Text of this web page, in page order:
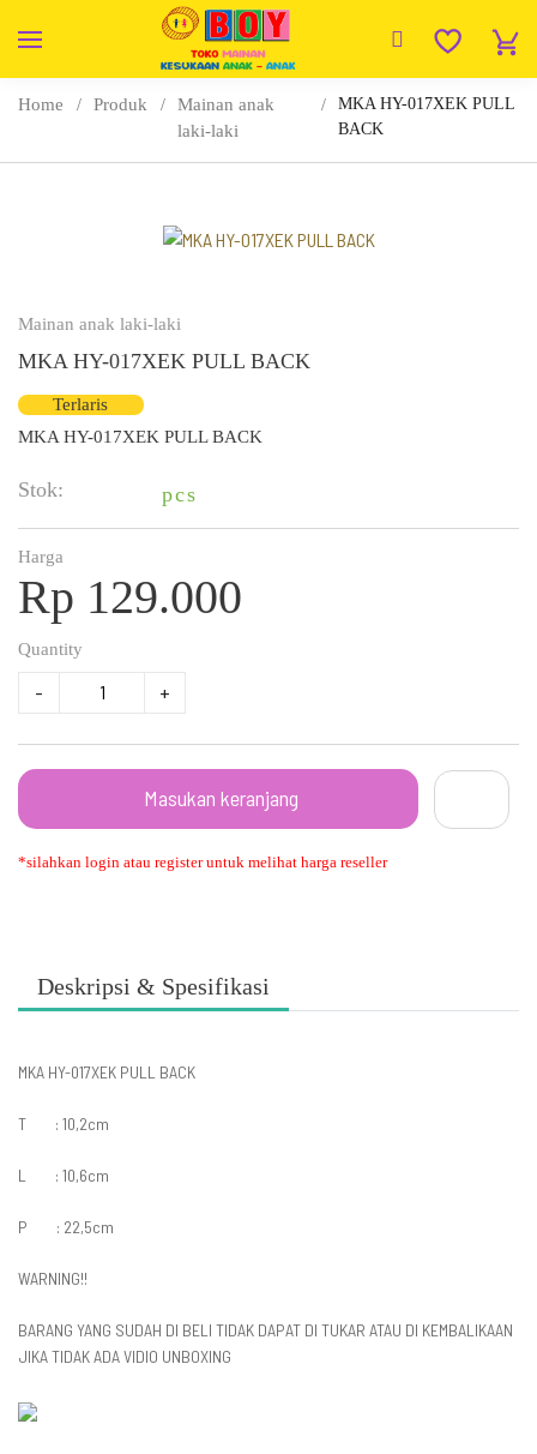
Home Produk
Mainan anak
laki-laki
MKA HY-017XEK PULL
BACK
Mainan anak laki-laki
MKA HY-017XEK PULL BACK
Terlaris
MKA HY-017XEK PULL BACK
Stok: pcs
Harga
Rp 129.000
Quantity
- +
Masukan keranjang
*silahkan login atau register untuk melihat harga reseller
Deskripsi & Spesifikasi
MKA HY-017XEK PULL BACK
T : 10,2cm
L : 10,6cm
P : 22,5cm
WARNING!!
BARANG YANG SUDAH DI BELI TIDAK DAPAT DI TUKAR ATAU DI KEMBALIKAAN
JIKA TIDAK ADA VIDIO UNBOXING